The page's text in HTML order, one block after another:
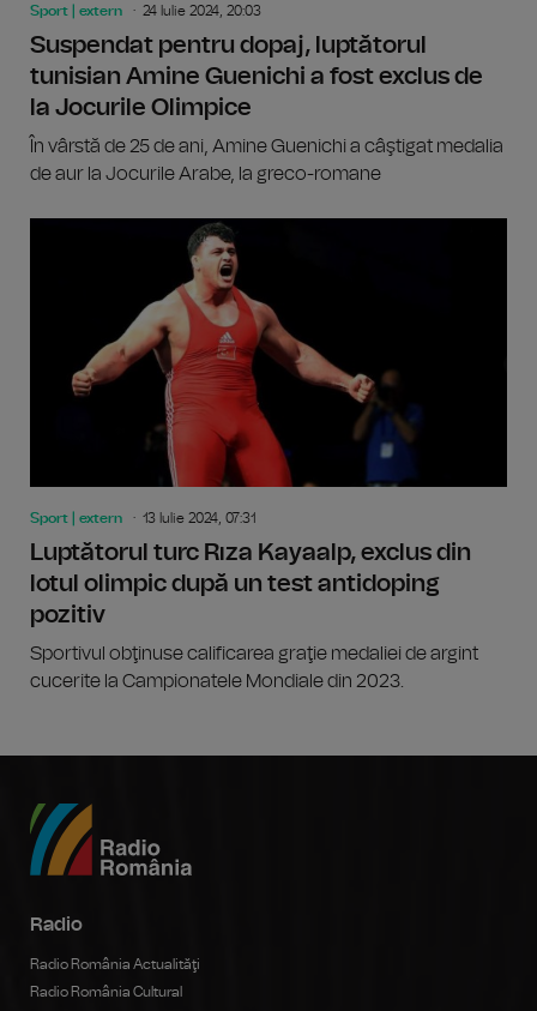
Sport | extern 24 Iulie 2024, 20:03
Suspendat pentru dopaj, luptătorul
tunisian Amine Guenichi a fost exclus de
la Jocurile Olimpice
În vârstă de 25 de ani, Amine Guenichi a câştigat medalia
de aur la Jocurile Arabe, la greco-romane
Sport | extern 13 Iulie 2024, 07:31
Luptătorul turc Rıza Kayaalp, exclus din
lotul olimpic după un test antidoping
pozitiv
Sportivul obţinuse calificarea graţie medaliei de argint
cucerite la Campionatele Mondiale din 2023.
Radio
Radio România Actualităţi
Radio România Cultural